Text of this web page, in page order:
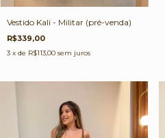
Vestido Kali - Militar (pré-venda)
R$339,00
3 x de R$113,00 sem juros